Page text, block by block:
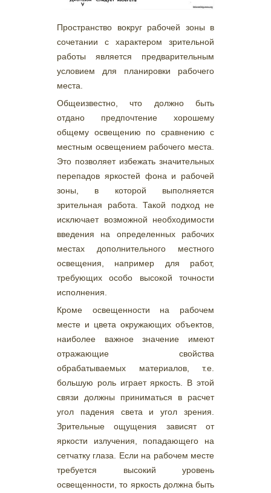
Пространство вокруг рабочей зоны в
сочетании с характером зрительной
работы является предварительным
условием для планировки рабочего
места.
Общеизвестно, что должно быть
отдано предпочтение хорошему
общему освещению по сравнению с
местным освещением рабочего места.
Это позволяет избежать значительных
перепадов яркостей фона и рабочей
зоны, в которой выполняется
зрительная работа. Такой подход не
исключает возможной необходимости
введения на определенных рабочих
местах дополнительного местного
освещения, например для работ,
требующих особо высокой точности
исполнения.
Кроме освещенности на рабочем
месте и цвета окружающих объектов,
наиболее важное значение имеют
отражающие свойства
обрабатываемых материалов, т.е.
большую роль играет яркость. В этой
связи должны приниматься в расчет
угол падения света и угол зрения.
Зрительные ощущения зависят от
яркости излучения, попадающего на
сетчатку глаза. Если на рабочем месте
требуется высокий уровень
освещенности, то яркость должна быть